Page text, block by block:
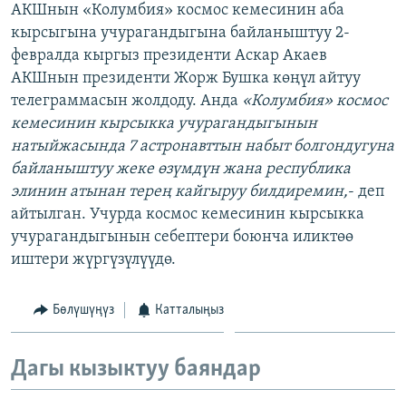
БИЗ ЖАНА ДҮЙНӨ
ДАНИСТЕ
ЭЖЕ-СИҢДИЛЕР
АЗАТТЫК+
ЫҢГАЙСЫЗ СУРООЛОР
Русский
ОНЛАЙН ШЕРИНЕ
ЭЕ/АРнун бардык сайттары
АКШнын «Колумбия» космос кемесинин аба
кырсыгына учурагандыгына байланыштуу 2-
февралда кыргыз президенти Аскар Акаев
АКШнын президенти Жорж Бушка көңүл айтуу
телеграммасын жолдоду. Анда «Колумбия» космос
кемесинин кырсыкка учурагандыгынын
натыйжасында 7 астронавттын набыт болгондугуна
байланыштуу жеке өзүмдүн жана республика
элинин атынан терең кайгыруу билдиремин,- деп
айтылган. Учурда космос кемесинин кырсыкка
учурагандыгынын себептери боюнча иликтөө
иштери жүргүзүлүүдө.
Бөлүшүңүз Катталыңыз
Дагы кызыктуу баяндар